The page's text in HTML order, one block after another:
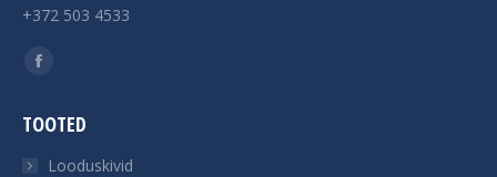
+372 503 4533
Find us on:
Facebook
opens
TOOTED
Looduskivid